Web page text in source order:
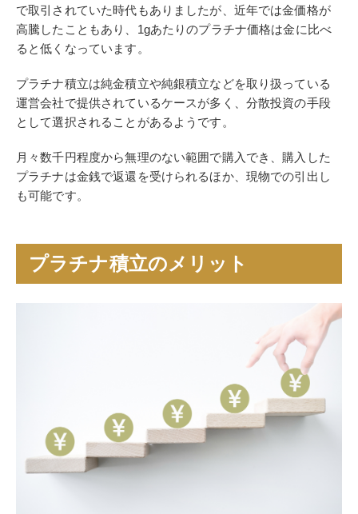
で取引されていた時代もありましたが、近年では金価格が
高騰したこともあり、1gあたりのプラチナ価格は金に比べ
ると低くなっています。
プラチナ積立は純金積立や純銀積立などを取り扱っている
運営会社で提供されているケースが多く、分散投資の手段
として選択されることがあるようです。
月々数千円程度から無理のない範囲で購入でき、購入した
プラチナは金銭で返還を受けられるほか、現物での引出し
も可能です。
プラチナ積立のメリット